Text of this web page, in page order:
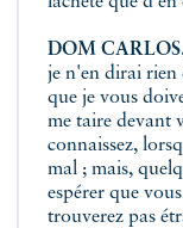
DOM
je n'en dirai rien
que je vous
me taire devant
connaissez,
mal ; mais,
espérer que
trouverez pas